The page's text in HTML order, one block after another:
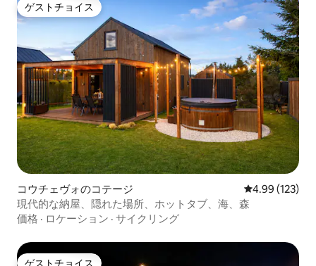
ゲストチョイス
ゲストチョイス
コウチェヴォのコテージ レビュー123
4.99 (123)
現代的な納屋、隠れた場所、ホットタブ、海、森
価格 · ロケーション · サイクリング
ゲストチョイス